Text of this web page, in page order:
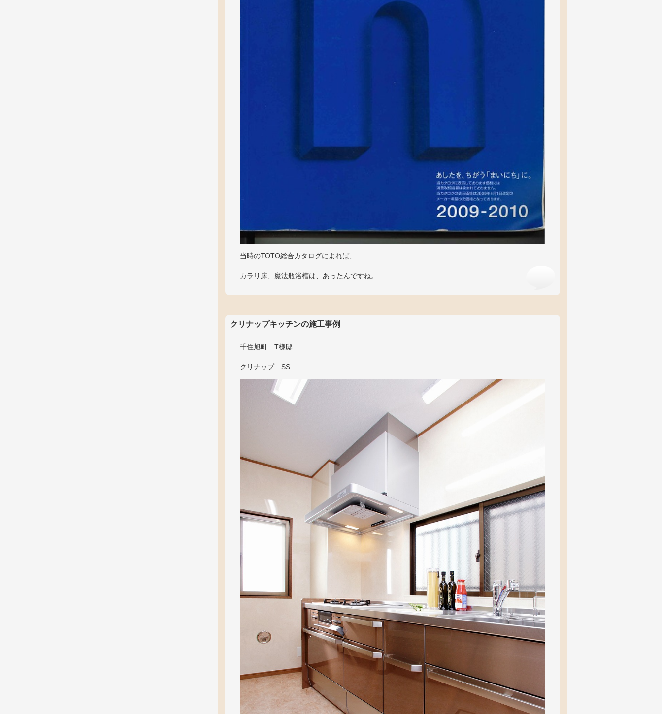
当時のTOTO総合カタログによれば、
カラリ床、魔法瓶浴槽は、あったんですね。
クリナップキッチンの施工事例
千住旭町 T様邸
クリナップ SS